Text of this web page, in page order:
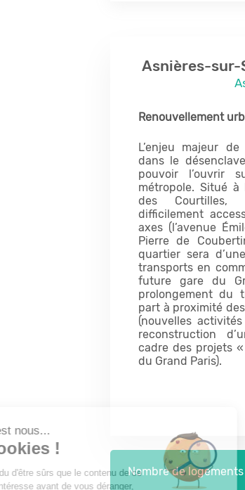
Asnières-sur-
Renouvellement
L’enjeu majeur
dans le
pouvoir
métropole. Situé à
des Courtilles,
difficilement
axes (l’avenue
Pierre de
quartier sera
transports en
future gare du
prolongement du
part à proximité
(nouvelles
reconstruction
cadre des projets
du Grand Paris).
Nombre de logements
Salut c'est nous...
les Cookies !
On a attendu d'être sûrs que le contenu de ce
site vous intéresse avant de vous déranger,